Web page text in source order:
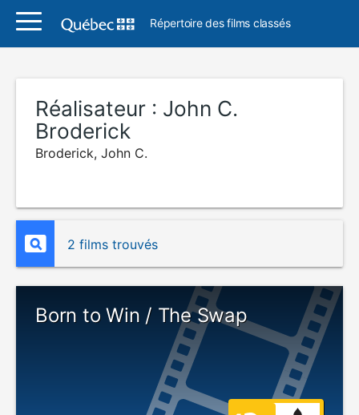
Répertoire des films classés
Réalisateur : John C.
Broderick
Broderick, John C.
2 films trouvés
Born to Win / The Swap